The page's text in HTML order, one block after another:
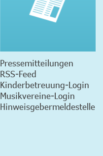
Pressemitteilungen
RSS-Feed
Kinderbetreuung-Login
Musikvereine-Login
Hinweisgebermeldestelle